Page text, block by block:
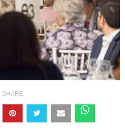
SHARE